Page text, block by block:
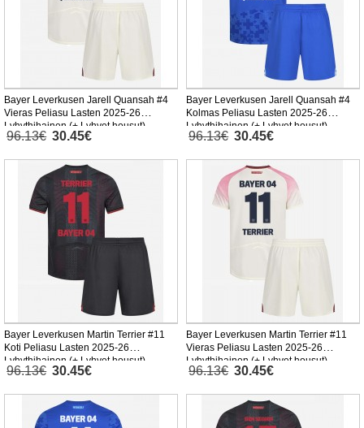
Bayer Leverkusen Jarell Quansah #4
Vieras Peliasu Lasten 2025-26
Lyhythihainen (+ Lyhyet housut)
96.13€ 30.45€
Bayer Leverkusen Jarell Quansah #4
Kolmas Peliasu Lasten 2025-26
Lyhythihainen (+ Lyhyet housut)
96.13€ 30.45€
Bayer Leverkusen Martin Terrier #11
Koti Peliasu Lasten 2025-26
Lyhythihainen (+ Lyhyet housut)
96.13€ 30.45€
Bayer Leverkusen Martin Terrier #11
Vieras Peliasu Lasten 2025-26
Lyhythihainen (+ Lyhyet housut)
96.13€ 30.45€